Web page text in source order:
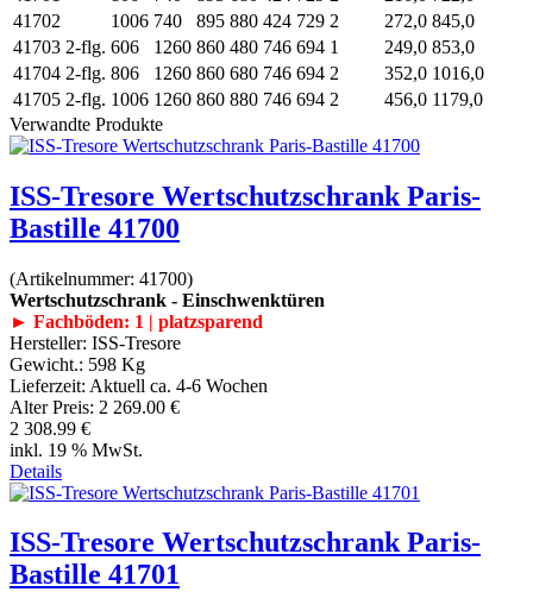
41702
1006 740 895 880 424 729 2 272,0 845,0
41703 2-flg. 606 1260 860 480 746 694 1 249,0 853,0
41704 2-flg. 806 1260 860 680 746 694 2 352,0 1016,0
41705 2-flg. 1006 1260 860 880 746 694 2 456,0 1179,0
Verwandte Produkte
ISS-Tresore Wertschutzschrank Paris-
Bastille 41700
(Artikelnummer: 41700)
Wertschutzschrank - Einschwenktüren
► Fachböden: 1 | platzsparend
Hersteller: ISS-Tresore
Gewicht.: 598 Kg
Lieferzeit: Aktuell ca. 4-6 Wochen
Alter Preis: 2 269.00 €
2 308.99 €
inkl. 19 % MwSt.
Details
ISS-Tresore Wertschutzschrank Paris-
Bastille 41701